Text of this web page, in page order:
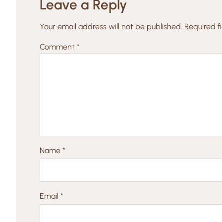
Leave a Reply
Your email address will not be published. Required
Comment *
Name *
Email *